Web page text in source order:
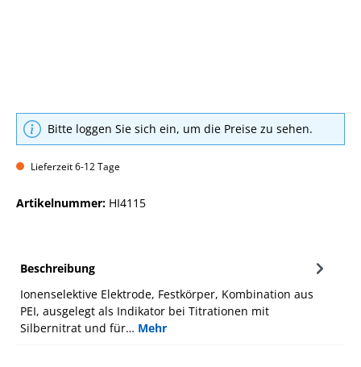
Bitte loggen Sie sich ein, um die Preise zu sehen.
Lieferzeit 6-12 Tage
Artikelnummer: HI4115
Beschreibung
Ionenselektive Elektrode, Festkörper, Kombination aus
PEI, ausgelegt als Indikator bei Titrationen mit
Silbernitrat und für… Mehr